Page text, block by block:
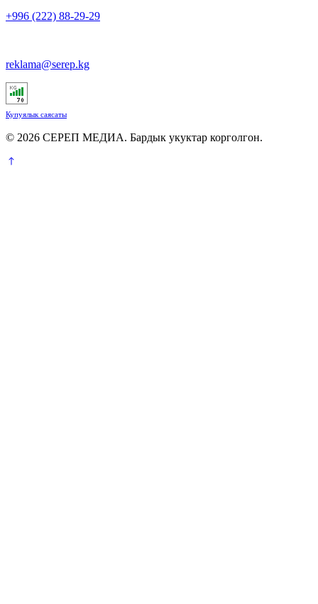
+996 (222) 88-29-29
reklama@serep.kg
Купуялык саясаты
© 2026 СЕРЕП МЕДИА. Бардык укуктар корголгон.